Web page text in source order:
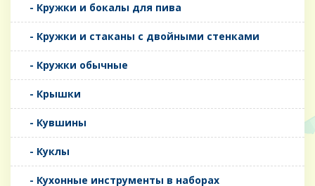
- Кружки и бокалы для пива
- Кружки и стаканы с двойными стенками
- Кружки обычные
- Крышки
- Кувшины
- Куклы
- Кухонные инструменты в наборах